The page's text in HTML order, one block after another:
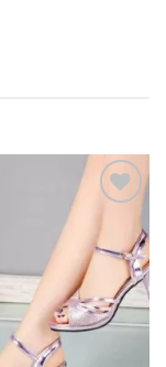
Add to
wishlist